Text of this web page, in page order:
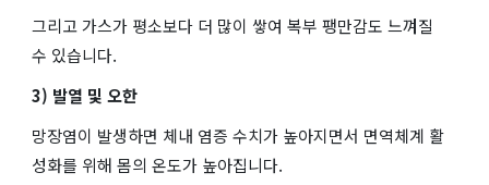
그리고 가스가 평소보다 더 많이 쌓여 복부 팽만감도 느껴질
수 있습니다.
3) 발열 및 오한
망장염이 발생하면 체내 염증 수치가 높아지면서 면역체계 활
성화를 위해 몸의 온도가 높아집니다.